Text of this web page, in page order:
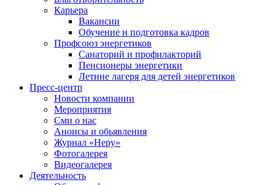
Карьера
Вакансии
Обучение и подготовка кадров
Профсоюз энергетиков
Санаторий и профилакторий
Пенсионеры энергетики
Летние лагеря для детей энергетиков
Пресс-центр
Новости компании
Мероприятия
Сми о нас
Анонсы и обьявления
Журнал «Неру»
Фотогалерея
Видеогалерея
Деятельность